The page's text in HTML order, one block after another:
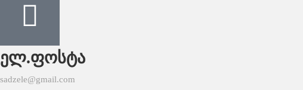
ელ.ფოსტა
sadzele@gmail.com